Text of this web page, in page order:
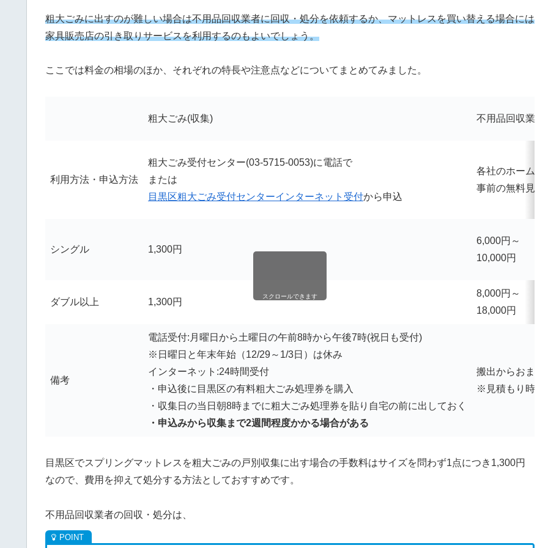
粗大ごみに出すのが難しい場合は不用品回収業者に回収・処分を依頼するか、マットレスを買い替える場合には
家具販売店の引き取りサービスを利用するのもよいでしょう。
ここでは料金の相場のほか、それぞれの特長や注意点などについてまとめてみました。
粗大ごみ(収集) 不用品回収業者
利用方法・申込方法
粗大ごみ受付センター(03-5715-0053)に電話で
または
目黒区粗大ごみ受付センターインターネット受付から申込
各社のホームペ
事前の無料見積
シングル 1,300円
6,000円～
10,000円
ダブル以上 1,300円
8,000円～
18,000円
備考
電話受付:月曜日から土曜日の午前8時から午後7時(祝日も受付)
※日曜日と年末年始（12/29～1/3日）は休み
インターネット:24時間受付
・申込後に目黒区の有料粗大ごみ処理券を購入
・収集日の当日朝8時までに粗大ごみ処理券を貼り自宅の前に出しておく
・申込みから収集まで2週間程度かかる場合がある
搬出からおまか
※見積もり時に
スクロールできます
目黒区でスプリングマットレスを粗大ごみの戸別収集に出す場合の手数料はサイズを問わず1点につき1,300円
なので、費用を抑えて処分する方法としておすすめです。
不用品回収業者の回収・処分は、